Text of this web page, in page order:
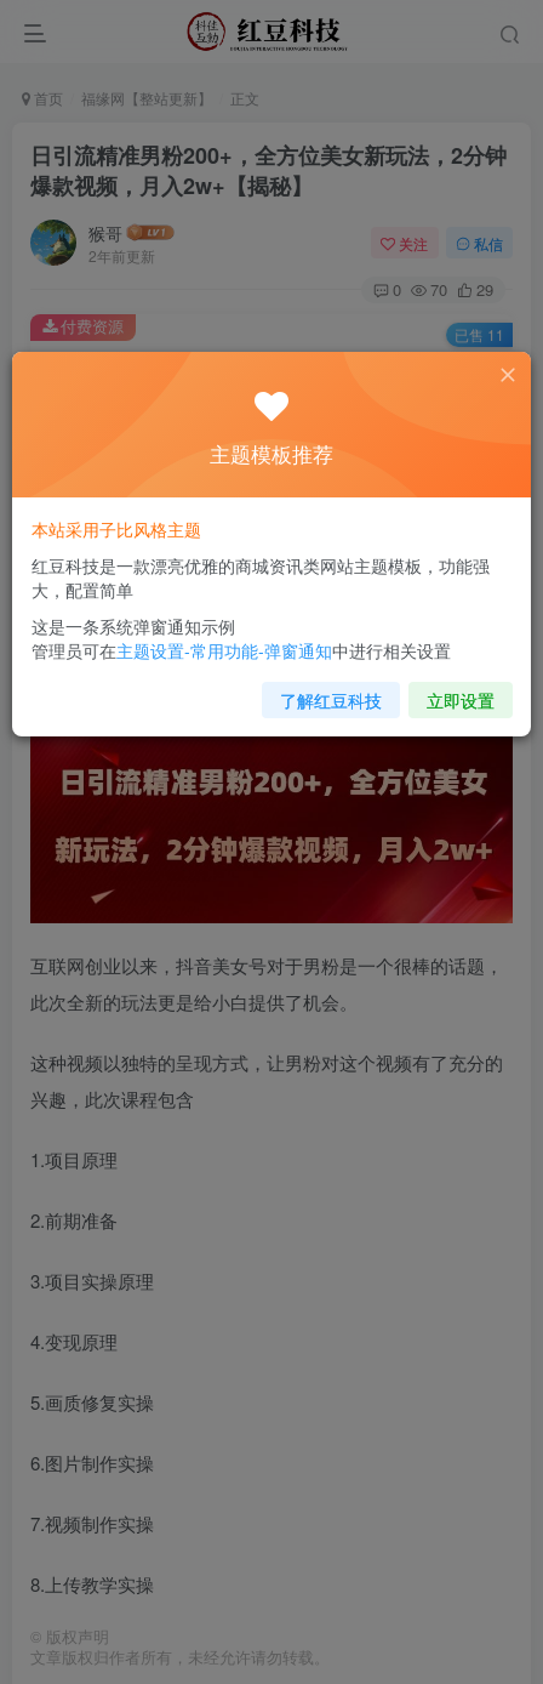
首页 福缘网【整站更新】 正文
日引流精准男粉200+，全方位美女新玩法，2分钟
爆款视频，月入2w+【揭秘】
猴哥
2年前更新
关注 私信
0 70 29
此内容为付费资源，请付费后查看
￥9.9
您当前未登录！建议登陆后购买，可保存购买订单
付费资源 已售 11
日引流精准男粉200+，全方位美女新玩法，2分钟爆款视
互联网创业以来，抖音美女号对于男粉是一个很棒的话题，
此次全新的玩法更是给小白提供了机会。
这种视频以独特的呈现方式，让男粉对这个视频有了充分的
兴趣，此次课程包含
1.项目原理
2.前期准备
3.项目实操原理
4.变现原理
5.画质修复实操
6.图片制作实操
7.视频制作实操
8.上传教学实操
© 版权声明
文章版权归作者所有，未经允许请勿转载。
主题模板推荐
本站采用子比风格主题
红豆科技是一款漂亮优雅的商城资讯类网站主题模板，功能强
大，配置简单
这是一条系统弹窗通知示例
管理员可在主题设置-常用功能-弹窗通知中进行相关设置
了解红豆科技 立即设置